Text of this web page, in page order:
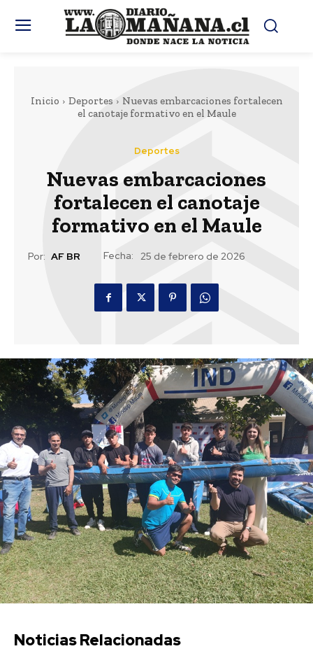
Inicio Deportes
Nuevas embarcaciones fortalecen
el canotaje formativo en el Maule
Deportes
Nuevas embarcaciones
fortalecen el canotaje
formativo en el Maule
Por: AF BR Fecha: 25 de febrero de 2026
Noticias Relacionadas